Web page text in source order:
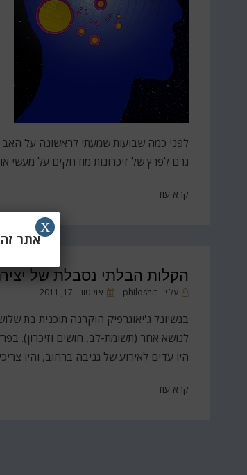
גרם לפרץ של זיכרונות מודחקים על מעשי
קרא עוד
הקלות הבלתי נסבלת של
על ידיphiloshit
פורסםאוקטובר 17, 2011
לנושא אחר (תשומת-לב, חושים וזיכרון).
היו עדים לאירוע של גניבה ברחוב, והיו
קרא עוד
אתר זה
X